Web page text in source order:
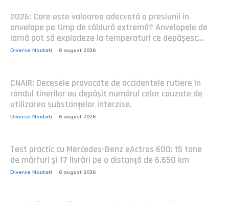
2026: Care este valoarea adecvată a presiunii în
anvelope pe timp de căldură extremă? Anvelopele de
iarnă pot să explodeze la temperaturi ce depășesc...
Diverse Noutati 6 august 2026
CNAIR: Decesele provocate de accidentele rutiere în
rândul tinerilor au depășit numărul celor cauzate de
utilizarea substanțelor interzise.
Diverse Noutati 6 august 2026
Test practic cu Mercedes-Benz eActros 600: 15 tone
de mărfuri și 17 livrări pe o distanță de 6.650 km
Diverse Noutati 6 august 2026